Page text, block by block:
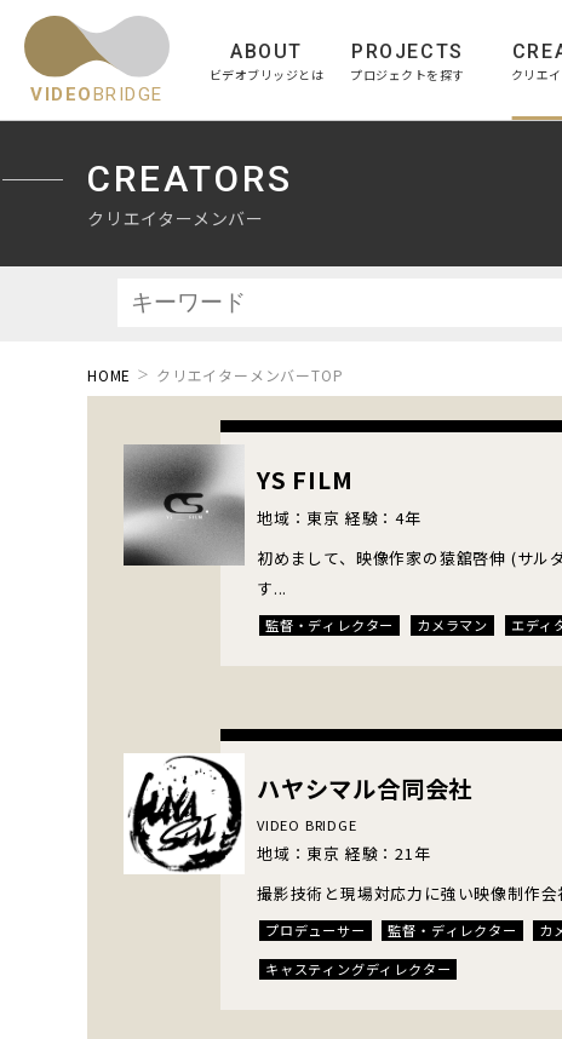
VIDEOBRIDGE
ABOUT
ビデオブリッジとは
PROJECTS
プロジェクトを探す クリエ
CREATORS
クリエイターメンバー
HOME クリエイターメンバーTOP
YS FILM
地域：東京 経験：4年
初めまして、映像作家の猿舘啓伸 (サル
す...
監督・ディレクター カメラマン エディ
ハヤシマル合同会社
VIDEO BRIDGE
地域：東京 経験：21年
撮影技術と現場対応力に強い映像制作会
プロデューサー 監督・ディレクター カ
キャスティングディレクター